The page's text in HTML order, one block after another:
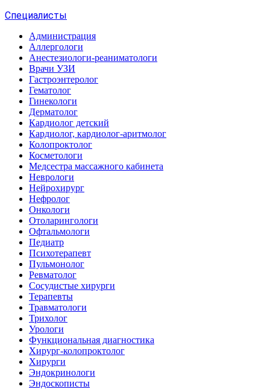
Специалисты
Администрация
Аллергологи
Анестезиологи-реаниматологи
Врачи УЗИ
Гастроэнтеролог
Гематолог
Гинекологи
Дерматолог
Кардиолог детский
Кардиолог, кардиолог-аритмолог
Колопроктолог
Косметологи
Медсестра массажного кабинета
Неврологи
Нейрохирург
Нефролог
Онкологи
Отоларингологи
Офтальмологи
Педиатр
Психотерапевт
Пульмонолог
Ревматолог
Сосудистые хирурги
Терапевты
Травматологи
Трихолог
Урологи
Функциональная диагностика
Хирург-колопроктолог
Хирурги
Эндокринологи
Эндоскописты